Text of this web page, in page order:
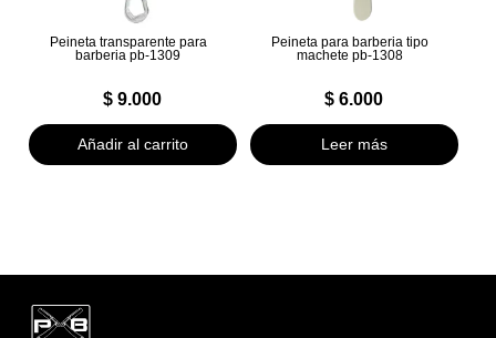
Peineta transparente para
barberia pb-1309
$ 9.000
Añadir al carrito
Peineta para barberia tipo
machete pb-1308
$ 6.000
Leer más